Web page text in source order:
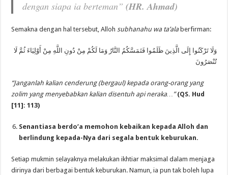
dengan siapa ia berteman” (HR. Ahmad)
Semakna dengan hal tersebut, Allohsubhanahu wa ta’ala berfirman:
وَلَا تَرْكَنُوا إِلَى الَّذِينَ ظَلَمُوا فَتَمَسَّكُمُ النَّارُ وَمَا لَكُمْ مِنْ دُونِ اللَّهِ مِنْ أَوْلِيَاءَ ثُمَّ لَا
تُنْصَرُونَ
“Janganlah kalian cenderung (bergaul) kepada orang-orang yang
zolim yang menyebabkan kalian disentuh api neraka…” (QS. Hud
[11]: 113)
Senantiasa berdo’a memohon kebaikan kepada Alloh dan
berlindung kepada-Nya dari segala bentuk keburukan.
Setiap mukmin selayaknya melakukan ikhtiar maksimal dalam menjaga
dirinya dari berbagai bentuk keburukan. Namun, ia pun tak boleh lupa